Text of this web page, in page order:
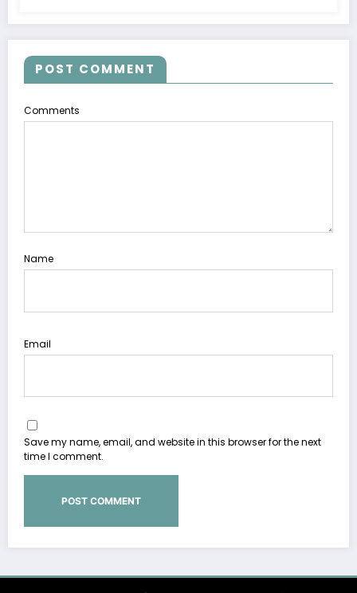
POST COMMENT
Comments
Name
Email
Save my name, email, and website in this browser for the next
time I comment.